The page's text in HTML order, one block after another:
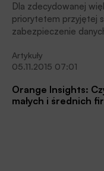
Dla zdecydowanej
priorytetem przyjętej
zabezpieczenie
Artykuły
05.11.2015 07:01
Orange Insights:
małych i średnich